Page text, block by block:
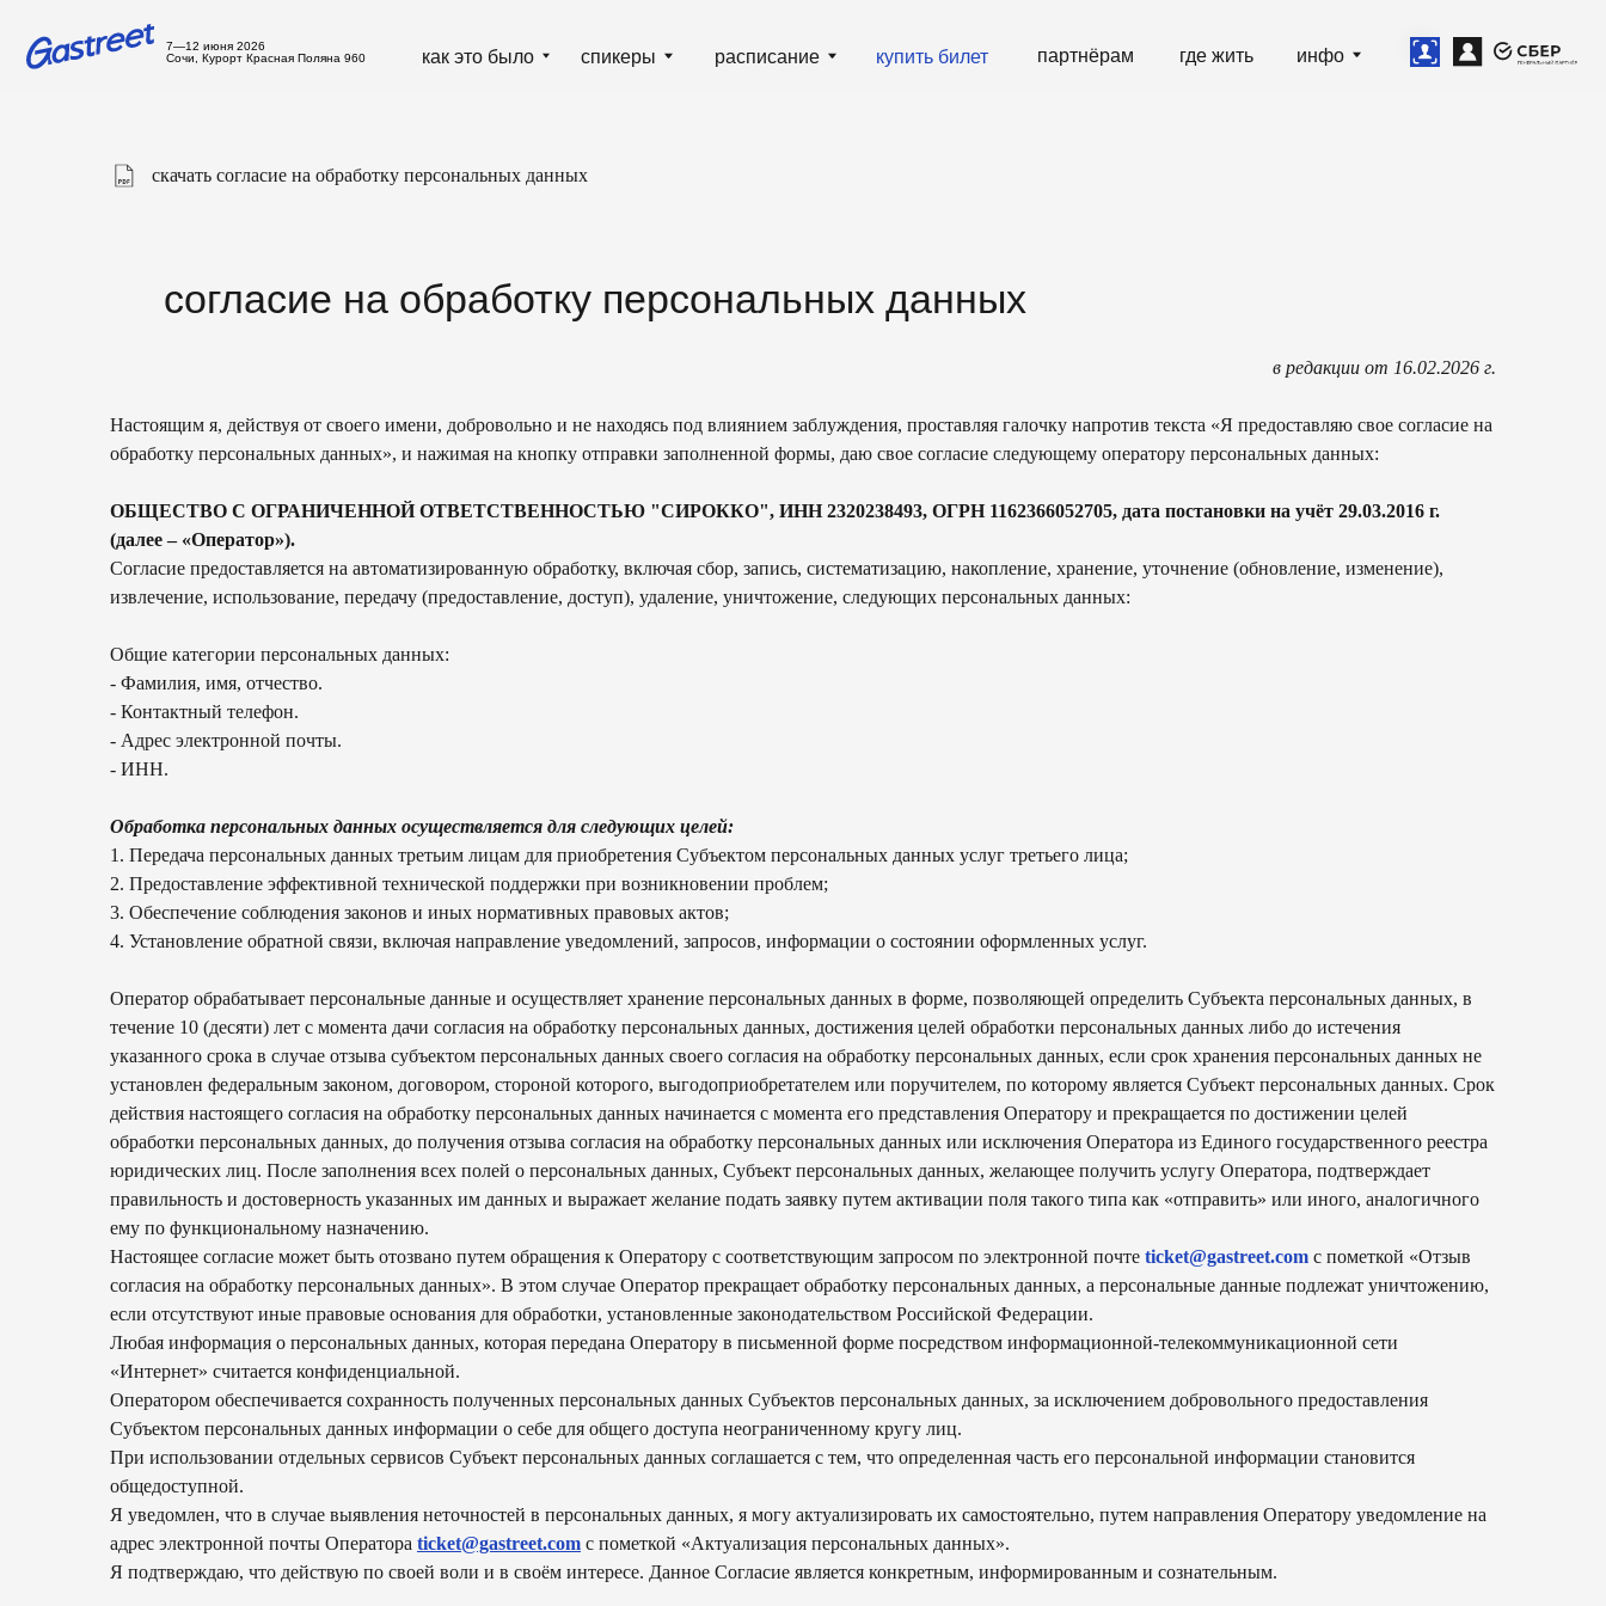
купить билет партнёрам
спикеры расписание
как это было где жить инфо
7—12 июня 2026
Сочи, Курорт Красная Поляна 960
скачать согласие на обработку персональных данных
в редакции от 16.02.2026 г.
Настоящим я, действуя от своего имени, добровольно и не находясь под влиянием заблуждения, проставляя галочку напротив текста «Я предоставляю свое согласие на
обработку персональных данных», и нажимая на кнопку отправки заполненной формы, даю свое согласие следующему оператору персональных данных:
ОБЩЕСТВО С ОГРАНИЧЕННОЙ ОТВЕТСТВЕННОСТЬЮ "СИРОККО", ИНН 2320238493, ОГРН 1162366052705, дата постановки на учёт 29.03.2016 г.
(далее – «Оператор»).
Согласие предоставляется на автоматизированную обработку, включая сбор, запись, систематизацию, накопление, хранение, уточнение (обновление, изменение),
извлечение, использование, передачу (предоставление, доступ), удаление, уничтожение, следующих персональных данных:
Общие категории персональных данных:
- Фамилия, имя, отчество.
- Контактный телефон.
- Адрес электронной почты.
- ИНН.
Обработка персональных данных осуществляется для следующих целей:
1. Передача персональных данных третьим лицам для приобретения Субъектом персональных данных услуг третьего лица;
2. Предоставление эффективной технической поддержки при возникновении проблем;
3. Обеспечение соблюдения законов и иных нормативных правовых актов;
4. Установление обратной связи, включая направление уведомлений, запросов, информации о состоянии оформленных услуг.
Оператор обрабатывает персональные данные и осуществляет хранение персональных данных в форме, позволяющей определить Субъекта персональных данных, в
течение 10 (десяти) лет с момента дачи согласия на обработку персональных данных, достижения целей обработки персональных данных либо до истечения
указанного срока в случае отзыва субъектом персональных данных своего согласия на обработку персональных данных, если срок хранения персональных данных не
установлен федеральным законом, договором, стороной которого, выгодоприобретателем или поручителем, по которому является Субъект персональных данных. Срок
действия настоящего согласия на обработку персональных данных начинается с момента его представления Оператору и прекращается по достижении целей
обработки персональных данных, до получения отзыва согласия на обработку персональных данных или исключения Оператора из Единого государственного реестра
юридических лиц. После заполнения всех полей о персональных данных, Субъект персональных данных, желающее получить услугу Оператора, подтверждает
правильность и достоверность указанных им данных и выражает желание подать заявку путем активации поля такого типа как «отправить» или иного, аналогичного
ему по функциональному назначению.
Настоящее согласие может быть отозвано путем обращения к Оператору с соответствующим запросом по электронной почте ticket@gastreet.com с пометкой «Отзыв
согласия на обработку персональных данных». В этом случае Оператор прекращает обработку персональных данных, а персональные данные подлежат уничтожению,
если отсутствуют иные правовые основания для обработки, установленные законодательством Российской Федерации.
Любая информация о персональных данных, которая передана Оператору в письменной форме посредством информационной-телекоммуникационной сети
«Интернет» считается конфиденциальной.
Оператором обеспечивается сохранность полученных персональных данных Субъектов персональных данных, за исключением добровольного предоставления
Субъектом персональных данных информации о себе для общего доступа неограниченному кругу лиц.
При использовании отдельных сервисов Субъект персональных данных соглашается с тем, что определенная часть его персональной информации становится
общедоступной.
Я уведомлен, что в случае выявления неточностей в персональных данных, я могу актуализировать их самостоятельно, путем направления Оператору уведомление на
адрес электронной почты Оператора ticket@gastreet.com с пометкой «Актуализация персональных данных».
Я подтверждаю, что действую по своей воли и в своём интересе. Данное Согласие является конкретным, информированным и сознательным.
способы оплаты всегда на связи